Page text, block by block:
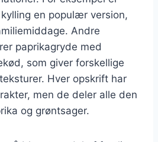
en populær version,
Andre
paprikagryde med
som giver forskellige
Hver opskrift har
men de deler alle den
og grøntsager.